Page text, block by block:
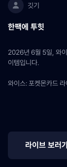
깃기
한팩에 투힛
2026년 6월 5일, 와
이템입니다.
와이스: 포켓몬카드
라이브 보러